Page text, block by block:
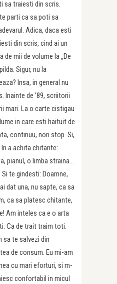
sa traiesti din scris.
parti ca sa poti sa
Adica, daca esti
din scris, cind ai un
de mii de volume la „De
Sigur, nu la
Insa, in general nu
Inainte de ’89, scriitorii
mari. La o carte cistigau
in care esti haituit de
continuu, non stop. Si,
a achita chitante:
pianul, o limba straina…
te gindesti: Doamne,
dat una, nu sapte, ca sa
ca sa platesc chitante,
Am inteles ca e o arta
Ca de trait traim toti.
sa te salvezi din
de consum. Eu mi-am
cu mari eforturi, si m-
confortabil in micul